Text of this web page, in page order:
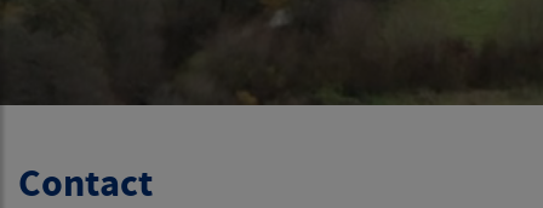
Contact